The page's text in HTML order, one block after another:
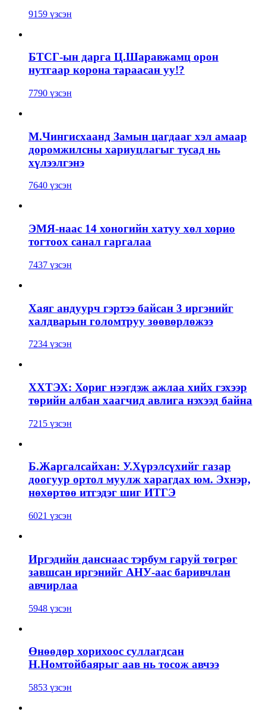
9159 үзсэн
БТСГ-ын дарга Ц.Шаравжамц орон
нутгаар корона тараасан уу!?
7790 үзсэн
М.Чингисхаанд Замын цагдааг хэл амаар
доромжилсны хариуцлагыг тусад нь
хүлээлгэнэ
7640 үзсэн
ЭМЯ-наас 14 хоногийн хатуу хөл хорио
тогтоох санал гаргалаа
7437 үзсэн
Хаяг андуурч гэртээ байсан 3 иргэнийг
халдварын голомтруу зөөвөрлөжээ
7234 үзсэн
ХХТЭХ: Хориг нээгдэж ажлаа хийх гэхээр
төрийн албан хаагчид авлига нэхээд байна
7215 үзсэн
Б.Жаргалсайхан: У.Хүрэлсүхийг газар
доогуур ортол муулж харагдах юм. Эхнэр,
нөхөртөө итгэдэг шиг ИТГЭ
6021 үзсэн
Иргэдийн данснаас тэрбум гаруй төгрөг
завшсан иргэнийг АНУ-аас баривчлан
авчирлаа
5948 үзсэн
Өнөөдөр хорихоос суллагдсан
Н.Номтойбаярыг аав нь тосож авчээ
5853 үзсэн